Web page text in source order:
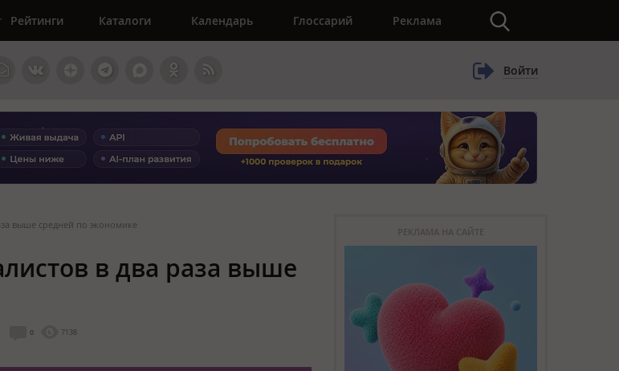
Рейтинги Каталоги Календарь Глоссарий Реклама
Войти
выше средней по экономике
в два раза выше
0 7138
РЕКЛАМА НА САЙТЕ